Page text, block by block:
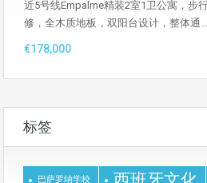
近5号线Empalme精装2室1卫公寓，步
修，全木质地板，双阳台设计，整体通...
€178,000
标签
巴萨罗纳学校